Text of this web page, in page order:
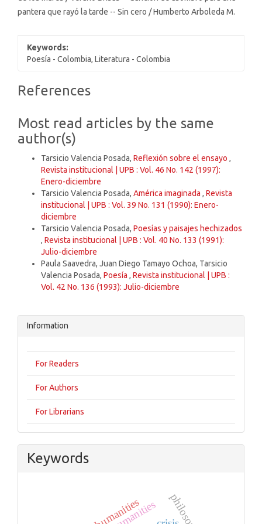
pantera que rayó la tarde -- Sin cero / Humberto Arboleda M.
Keywords:
Poesía - Colombia, Literatura - Colombia
Article
References
Most read articles by the same
author(s)
Tarsicio Valencia Posada, Reflexión sobre el ensayo ,
Revista institucional | UPB : Vol. 46 No. 142 (1997):
Enero-diciembre
Tarsicio Valencia Posada, América imaginada , Revista
institucional | UPB : Vol. 39 No. 131 (1990): Enero-
diciembre
Tarsicio Valencia Posada, Poesías y paisajes hechizados
, Revista institucional | UPB : Vol. 40 No. 133 (1991):
Julio-diciembre
Paula Saavedra, Juan Diego Tamayo Ochoa, Tarsicio
Valencia Posada, Poesía , Revista institucional | UPB :
Vol. 42 No. 136 (1993): Julio-diciembre
Information
For Readers
For Authors
For Librarians
Keywords
humanities